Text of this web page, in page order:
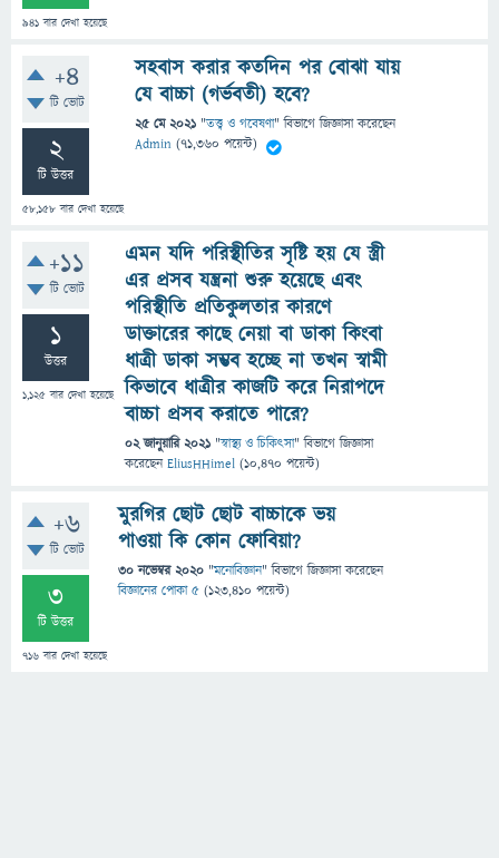
941 বার দেখা হয়েছে
+4
টি ভোট
2
টি উত্তর
58,158 বার দেখা হয়েছে
সহবাস করার কতদিন পর বোঝা যায়
যে বাচ্চা (গর্ভবতী) হবে?
25 মে 2021 "তত্ত্ব ও গবেষণা" বিভাগে জিজ্ঞাসাকরেছেন
Admin (71,360 পয়েন্ট)
+11
টি ভোট
1
উত্তর
1,125 বার দেখা হয়েছে
এমন যদি পরিস্থীতির সৃষ্টি হয় যে স্ত্রী
এর প্রসব যন্ত্রনা শুরু হয়েছে এবং
পরিস্থীতি প্রতিকুলতার কারণে
ডাক্তারের কাছে নেয়া বা ডাকা কিংবা
ধাত্রী ডাকা সম্ভব হচ্ছে না তখন স্বামী
কিভাবে ধাত্রীর কাজটি করে নিরাপদে
বাচ্চা প্রসব করাতে পারে?
02 জানুয়ারি 2021 "স্বাস্থ্য ও চিকিৎসা" বিভাগে জিজ্ঞাসা
করেছেনEliusHHimel (10,470 পয়েন্ট)
+6
টি ভোট
3
টি উত্তর
716 বার দেখা হয়েছে
মুরগির ছোট ছোট বাচ্চাকে ভয়
পাওয়া কি কোন ফোবিয়া?
30 নভেম্বর 2020 "মনোবিজ্ঞান" বিভাগে জিজ্ঞাসাকরেছেন
বিজ্ঞানের পোকা ৫ (123,410 পয়েন্ট)